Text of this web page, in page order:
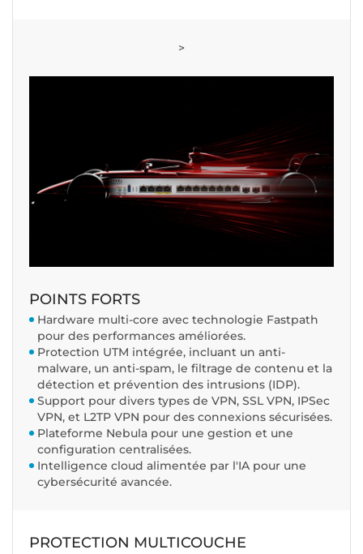
>
POINTS FORTS
Hardware multi-core avec technologie Fastpath
pour des performances améliorées.
Protection UTM intégrée, incluant un anti-
malware, un anti-spam, le filtrage de contenu et la
détection et prévention des intrusions (IDP).
Support pour divers types de VPN, SSL VPN, IPSec
VPN, et L2TP VPN pour des connexions sécurisées.
Plateforme Nebula pour une gestion et une
configuration centralisées.
Intelligence cloud alimentée par l'IA pour une
cybersécurité avancée.
PROTECTION MULTICOUCHE